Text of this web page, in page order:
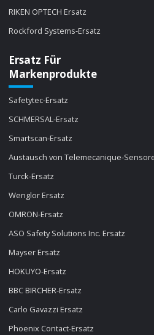
RIKEN OPTECH Ersatz
Rockford Systems-Ersatz
Ersatz Für
Markenprodukte
Safetytec-Ersatz
SCHMERSAL-Ersatz
Smartscan-Ersatz
Austausch von Telemecanique-
Turck-Ersatz
Wenglor Ersatz
OMRON-Ersatz
ASO Safety Solutions Inc. Ersatz
Mayser Ersatz
HOKUYO-Ersatz
BBC BIRCHER-Ersatz
Carlo Gavazzi Ersatz
Phoenix Contact-Ersatz